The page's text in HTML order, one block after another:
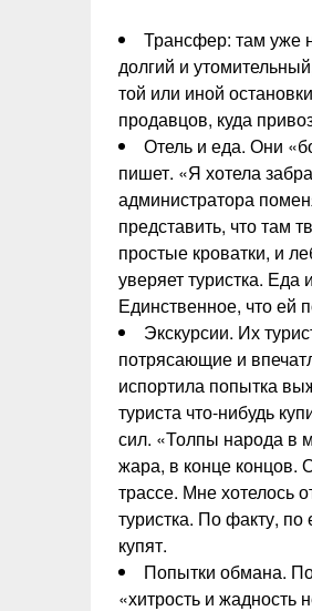
Трансфер: там уже
долгий и
той или иной
продавцов, куда
Отель и еда. Они
пишет. «Я хотела
администратора
представить, что там
простые кроватки, и
уверяет туристка.
Единственное, что ей
Экскурсии. Их
потрясающие и
испортила попытка
туриста что-нибудь
сил. «Толпы народа в
жара, в конце концов.
трассе. Мне хотелось
туристка. По факту, по
купят.
Попытки обмана.
«хитрость и жадность